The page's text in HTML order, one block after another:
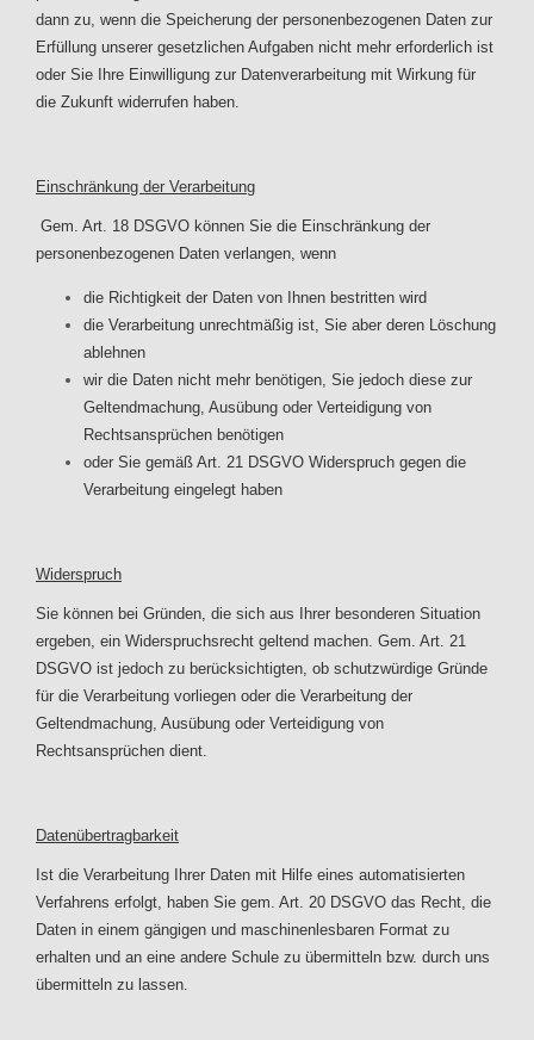
dann zu, wenn die Speicherung der personenbezogenen Daten zur
Erfüllung unserer gesetzlichen Aufgaben nicht mehr erforderlich ist
oder Sie Ihre Einwilligung zur Datenverarbeitung mit Wirkung für
die Zukunft widerrufen haben.
Einschränkung der Verarbeitung
Gem. Art. 18 DSGVO können Sie die Einschränkung der
personenbezogenen Daten verlangen, wenn
die Richtigkeit der Daten von Ihnen bestritten wird
die Verarbeitung unrechtmäßig ist, Sie aber deren Löschung
ablehnen
wir die Daten nicht mehr benötigen, Sie jedoch diese zur
Geltendmachung, Ausübung oder Verteidigung von
Rechtsansprüchen benötigen
oder Sie gemäß Art. 21 DSGVO Widerspruch gegen die
Verarbeitung eingelegt haben
Widerspruch
Sie können bei Gründen, die sich aus Ihrer besonderen Situation
ergeben, ein Widerspruchsrecht geltend machen. Gem. Art. 21
DSGVO ist jedoch zu berücksichtigten, ob schutzwürdige Gründe
für die Verarbeitung vorliegen oder die Verarbeitung der
Geltendmachung, Ausübung oder Verteidigung von
Rechtsansprüchen dient.
Datenübertragbarkeit
Ist die Verarbeitung Ihrer Daten mit Hilfe eines automatisierten
Verfahrens erfolgt, haben Sie gem. Art. 20 DSGVO das Recht, die
Daten in einem gängigen und maschinenlesbaren Format zu
erhalten und an eine andere Schule zu übermitteln bzw. durch uns
übermitteln zu lassen.